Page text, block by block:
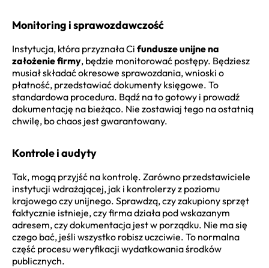
Monitoring i sprawozdawczość
Instytucja, która przyznała Ci fundusze unijne na
założenie firmy, będzie monitorować postępy. Będziesz
musiał składać okresowe sprawozdania, wnioski o
płatność, przedstawiać dokumenty księgowe. To
standardowa procedura. Bądź na to gotowy i prowadź
dokumentację na bieżąco. Nie zostawiaj tego na ostatnią
chwilę, bo chaos jest gwarantowany.
Kontrole i audyty
Tak, mogą przyjść na kontrolę. Zarówno przedstawiciele
instytucji wdrażającej, jak i kontrolerzy z poziomu
krajowego czy unijnego. Sprawdzą, czy zakupiony sprzęt
faktycznie istnieje, czy firma działa pod wskazanym
adresem, czy dokumentacja jest w porządku. Nie ma się
czego bać, jeśli wszystko robisz uczciwie. To normalna
część procesu weryfikacji wydatkowania środków
publicznych.